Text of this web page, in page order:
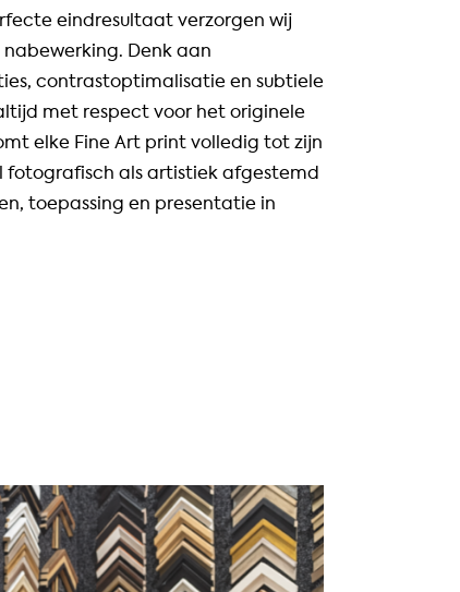
eindresultaat verzorgen wij
Denk aan
contrastoptimalisatie en subtiele
met respect voor het originele
elke Fine Art print volledig tot zijn
fotografisch als artistiek afgestemd
toepassing en presentatie in